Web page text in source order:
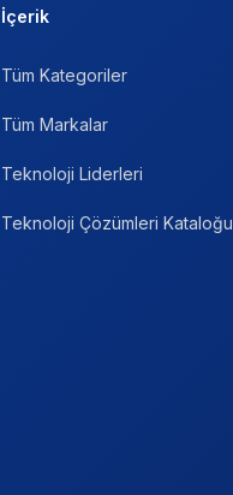
İçerik
Tüm Kategoriler
Tüm Markalar
Teknoloji Liderleri
Teknoloji Çözümleri Kataloğu